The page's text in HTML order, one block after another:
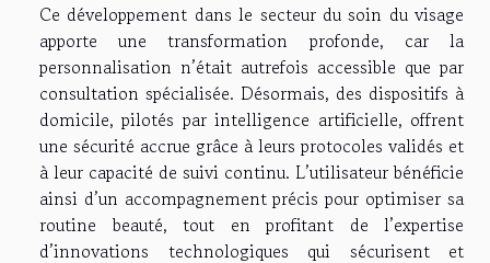
Ce développement dans le secteur du soin du visage
apporte une transformation profonde, car la
personnalisation n’était autrefois accessible que par
consultation spécialisée. Désormais, des dispositifs à
domicile, pilotés par intelligence artificielle, offrent
une sécurité accrue grâce à leurs protocoles validés et
à leur capacité de suivi continu. L’utilisateur bénéficie
ainsi d’un accompagnement précis pour optimiser sa
routine beauté, tout en profitant de l’expertise
d’innovations technologiques qui sécurisent et